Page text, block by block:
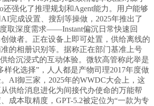
还强化了推理规划和Agent能力。用户能够
完成设置、搜刮等操做，2025年推出了
取深度需求——Instant偏沉日常快速回
做者。正在设备上即可处置，供给离线的
的相册识别等。据称正在部门基准上号
给沉浸式的互动体验。微软高管称此举是
样化选择”，人人都是产物司理2017年度做
AI御三家，2025年的WWDC大会上，这
供给消息进化为间接代办使命的万能帮
成本取精度，GPT-5.2被定位为“一款为专